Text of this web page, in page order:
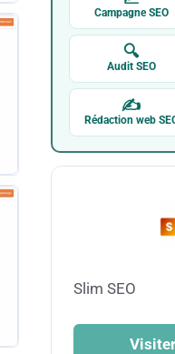
Campagne SEO
🔍
Audit SEO
✍
Rédaction web
Slim SEO